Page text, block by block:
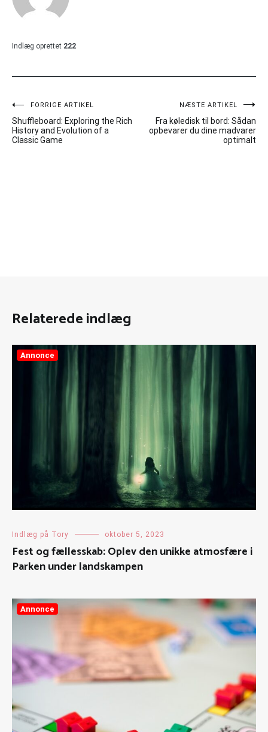
Indlæg oprettet 222
Indlægsnavigation
FORRIGE ARTIKEL
Shuffleboard: Exploring the Rich
History and Evolution of a
Classic Game
NÆSTE ARTIKEL
Fra køledisk til bord: Sådan
opbevarer du dine madvarer
optimalt
Relaterede indlæg
Annonce
Indlæg på Tory oktober 5, 2023
Fest og fællesskab: Oplev den unikke atmosfære i
Parken under landskampen
Annonce